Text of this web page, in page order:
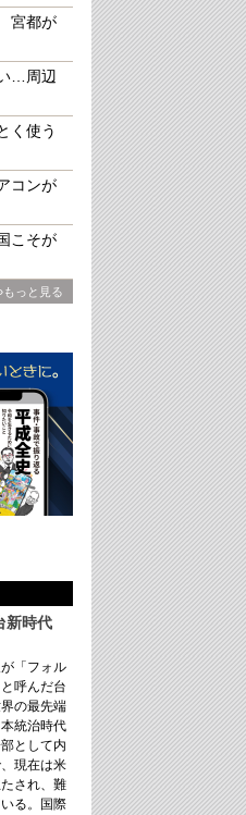
宮都が
…周辺
く使う
コンが
こそが
もっと見る
新時代
「フォル
呼んだ台
の最先端
統治時代
として内
現在は米
され、難
る。国際